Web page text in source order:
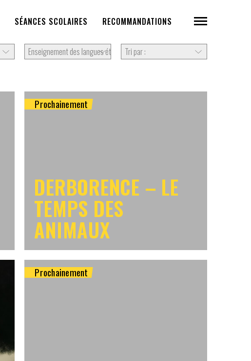
SÉANCES SCOLAIRES RECOMMANDATIONS
Prochainement
DERBORENCE – LE
TEMPS DES
ANIMAUX
Prochainement